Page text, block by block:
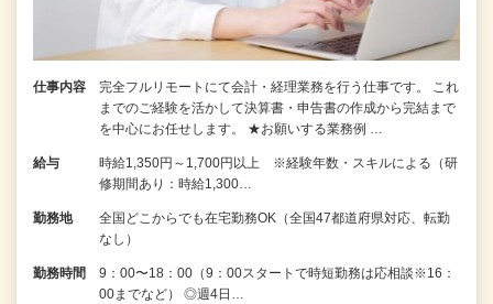
仕事内容
完全フルリモートにて会計・経理業務を行う仕事です。 これ
までのご経験を活かして決算書・申告書の作成から完結まで
を中⼼にお任せします。 ★お願いする業務例 …
給与
時給1,350円～1,700円以上 ※経験年数・スキルによる（研
修期間あり：時給1,300…
勤務地
全国どこからでも在宅勤務OK（全国47都道府県対応、転勤
なし）
勤務時間
9：00〜18：00（9：00スタートで時短勤務は応相談※16：
00までなど） ◎週4日…